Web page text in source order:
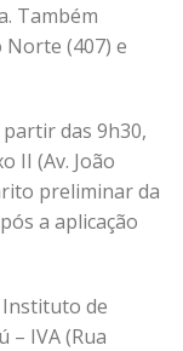
Também
Norte (407) e
das 9h30,
II (Av. João
preliminar da
a aplicação
Instituto de
– IVA (Rua